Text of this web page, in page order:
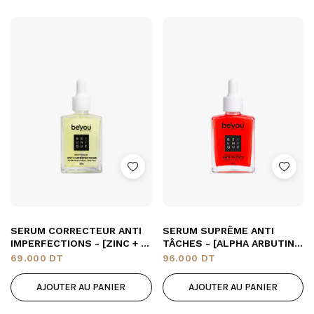
SERUM CORRECTEUR ANTI
IMPERFECTIONS - [ZINC + A.
SALYCILIQUE]
69.000 DT
AJOUTER AU PANIER
SERUM SUPRÊME ANTI
TÂCHES - [ALPHA ARBUTINE
+ VITAMINE C]
96.000 DT
AJOUTER AU PANIER